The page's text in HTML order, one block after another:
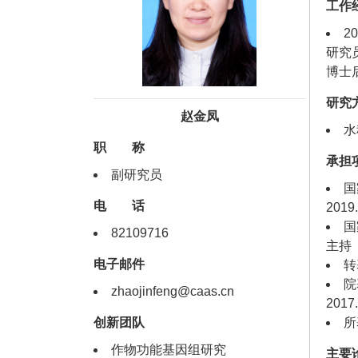
赵金凤
职 称
副研究员
电 话
82109716
电子邮件
zhaojinfeng@caas.cn
创新团队
作物功能基因组研究
工作
研究
博士
研究
承担
主持
主要